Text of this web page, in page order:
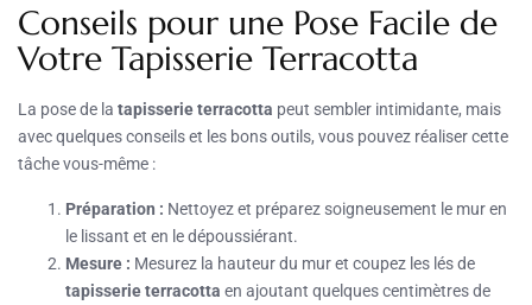
Conseils pour une Pose Facile de
Votre Tapisserie Terracotta
La pose de la tapisserie terracotta peut sembler intimidante, mais
avec quelques conseils et les bons outils, vous pouvez réaliser cette
tâche vous-même :
Préparation : Nettoyez et préparez soigneusement le mur en
le lissant et en le dépoussiérant.
Mesure : Mesurez la hauteur du mur et coupez les lés de
tapisserie terracotta en ajoutant quelques centimètres de